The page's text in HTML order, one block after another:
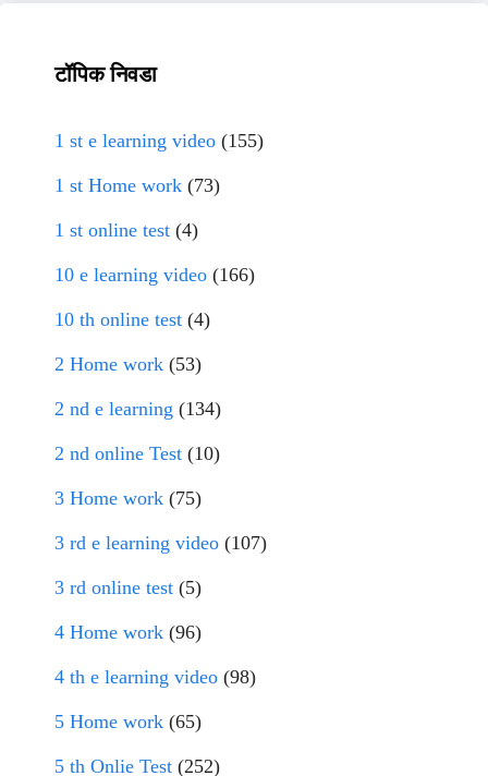
टॉपिक निवडा
1 st e learning video (155)
1 st Home work (73)
1 st online test (4)
10 e learning video (166)
10 th online test (4)
2 Home work (53)
2 nd e learning (134)
2 nd online Test (10)
3 Home work (75)
3 rd e learning video (107)
3 rd online test (5)
4 Home work (96)
4 th e learning video (98)
5 Home work (65)
5 th Onlie Test (252)